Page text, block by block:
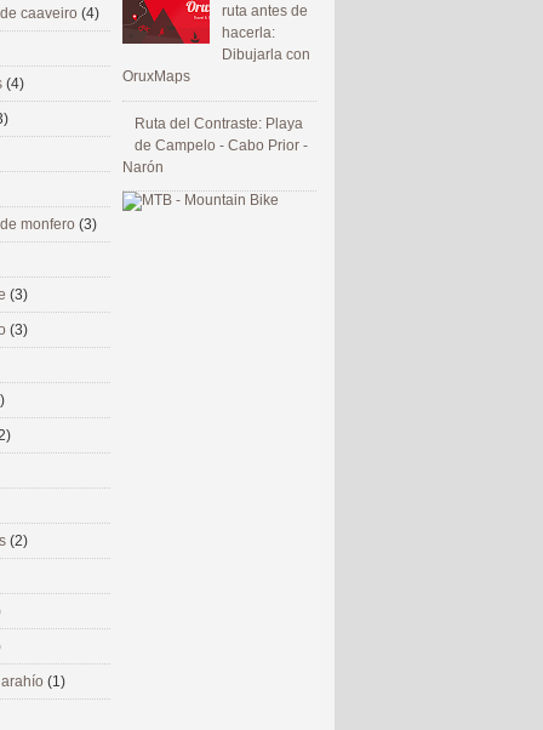
ruta antes de
hacerla:
Dibujarla con
OruxMaps
Ruta del Contraste: Playa
de Campelo - Cabo Prior -
Narón
caaveiro (4)
(4)
monfero (3)
(3)
(3)
(2)
(1)